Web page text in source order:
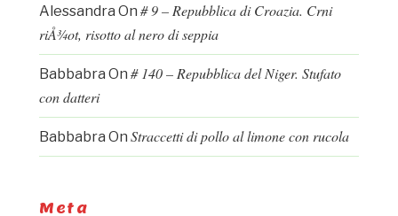
Alessandra On # 9 – Repubblica di Croazia. Crni
riÅ¾ot, risotto al nero di seppia
Babbabra On # 140 – Repubblica del Niger. Stufato
con datteri
Babbabra On Straccetti di pollo al limone con rucola
Meta